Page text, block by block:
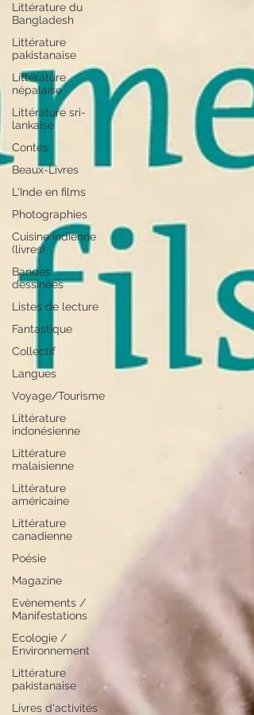
Littérature du
Bangladesh
Littérature
pakistanaise
Littérature
népalaise
Littérature sri-
lankaise
Contes
Beaux-Livres
L'Inde en films
Photographies
Cuisine indienne
(livres)
Bandes
dessinées
Listes de lecture
Fantastique
Collectif
Langues
Voyage/Tourisme
Littérature
indonésienne
Littérature
malaisienne
Littérature
américaine
Littérature
canadienne
Poésie
Magazine
Evènements /
Manifestations
Ecologie /
Environnement
Littérature
pakistanaise
Livres d'activités